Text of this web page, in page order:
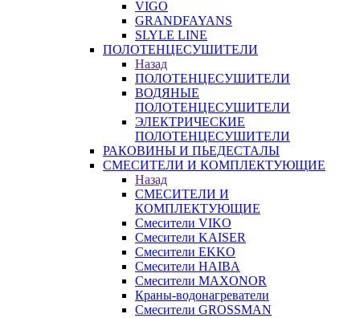
VIGO
GRANDFAYANS
SLYLE LINE
ПОЛОТЕНЦЕСУШИТЕЛИ
Назад
ПОЛОТЕНЦЕСУШИТЕЛИ
ВОДЯНЫЕ
ПОЛОТЕНЦЕСУШИТЕЛИ
ЭЛЕКТРИЧЕСКИЕ
ПОЛОТЕНЦЕСУШИТЕЛИ
РАКОВИНЫ И ПЬЕДЕСТАЛЫ
СМЕСИТЕЛИ И КОМПЛЕКТУЮЩИЕ
Назад
СМЕСИТЕЛИ И
КОМПЛЕКТУЮЩИЕ
Смесители VIKO
Смесители KAISER
Смесители EKKO
Смесители HAIBA
Смесители MAXONOR
Краны-водонагреватели
Смесители GROSSMAN